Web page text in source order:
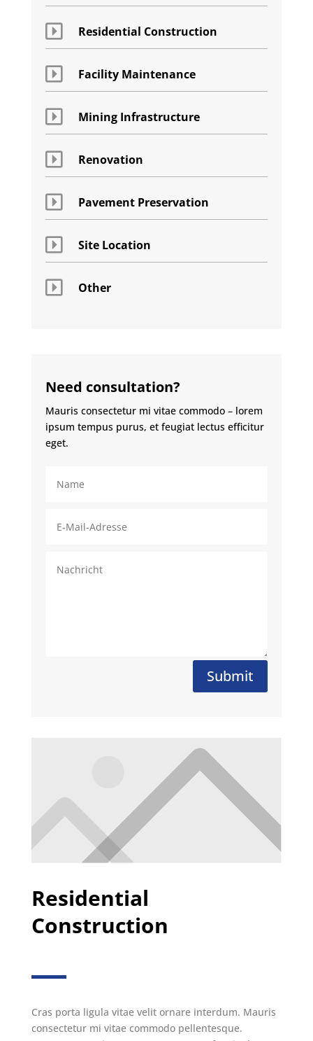
 Residential Construction
 Facility Maintenance
 Mining Infrastructure
 Renovation
 Pavement Preservation
 Site Location
 Other
Need consultation?
Mauris consectetur mi vitae commodo – lorem
ipsum tempus purus, et feugiat lectus efficitur
eget.
Submit
Residential
Construction
Cras porta ligula vitae velit ornare interdum. Mauris
consectetur mi vitae commodo pellentesque.